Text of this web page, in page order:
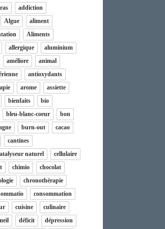
addiction
Algue
aliment
Aliments
allergique
aluminium
améliore
animal
antioxydants
arome
assiette
bienfaits
bio
bleu-blanc-coeur
bon
burn-out
cacao
cantines
naturel
cellulaire
chimio
chocolat
chronothérapie
consommation
cuisine
culinaire
déficit dépression